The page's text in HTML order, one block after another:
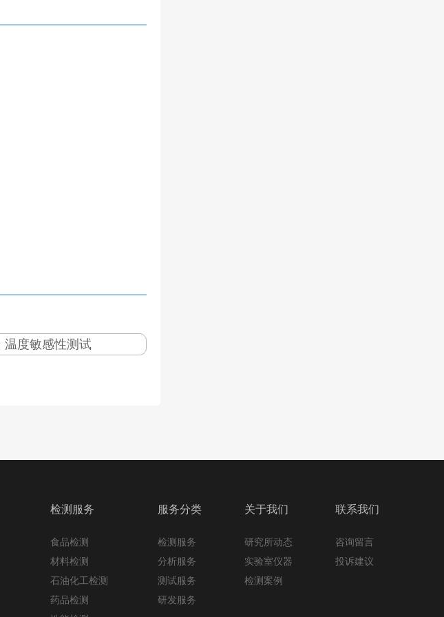
温度敏感性测试
检测服务
食品检测
材料检测
石油化工检测
药品检测
服务分类
检测服务
分析服务
测试服务
研发服务
关于我们
研究所动态
实验室仪器
检测案例
联系我们
咨询留言
投诉建议